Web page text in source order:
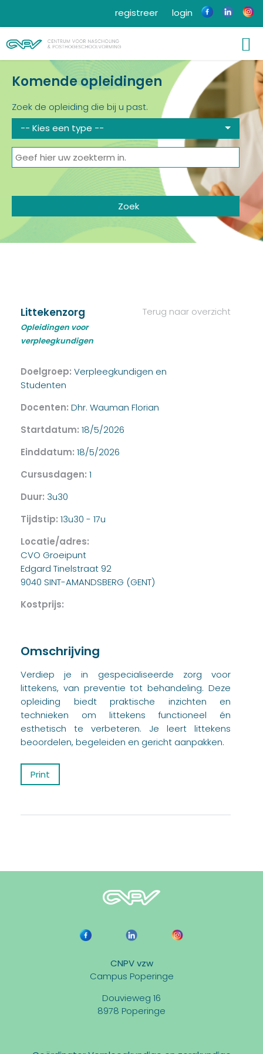
login
registreer
Komende opleidingen
Zoek de opleiding die bij u past.
-- Kies een type --
Terug naar overzicht
Littekenzorg
Opleidingen voor
verpleegkundigen
Doelgroep: Verpleegkundigen en
Studenten
Docenten: Dhr. Wauman Florian
Startdatum: 18/5/2026
Einddatum: 18/5/2026
Cursusdagen: 1
Duur: 3u30
Tijdstip: 13u30 - 17u
Locatie/adres:
CVO Groeipunt
Edgard Tinelstraat 92
9040 SINT-AMANDSBERG (GENT)
Kostprijs:
Omschrijving
Verdiep je in gespecialiseerde zorg voor
littekens, van preventie tot behandeling. Deze
opleiding biedt praktische inzichten en
technieken om littekens functioneel én
esthetisch te verbeteren. Je leert littekens
beoordelen, begeleiden en gericht aanpakken.
Print
CNPV vzw
Campus Poperinge
Douvieweg 16
8978 Poperinge